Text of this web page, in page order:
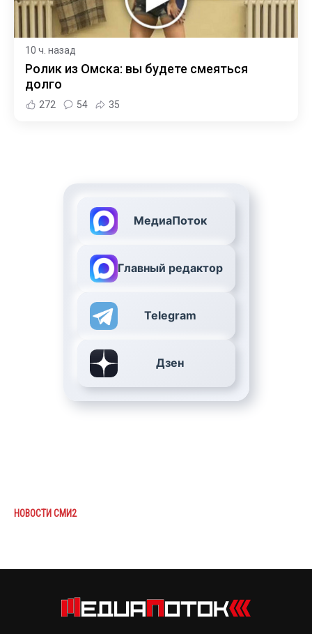
10 ч. назад
Ролик из Омска: вы будете смеяться
долго
272 54 35
МедиаПоток
Главный редактор
Telegram
Дзен
НОВОСТИ СМИ2